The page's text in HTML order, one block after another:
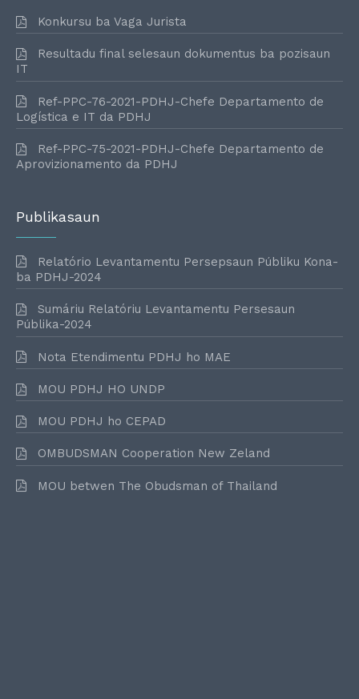
Konkursu ba Vaga Jurista
Resultadu final selesaun dokumentus ba pozisaun
IT
Ref-PPC-76-2021-PDHJ-Chefe Departamento de
Logística e IT da PDHJ
Ref-PPC-75-2021-PDHJ-Chefe Departamento de
Aprovizionamento da PDHJ
Publikasaun
Relatório Levantamentu Persepsaun Públiku Kona-
ba PDHJ-2024
Sumáriu Relatóriu Levantamentu Persesaun
Públika-2024
Nota Etendimentu PDHJ ho MAE
MOU PDHJ HO UNDP
MOU PDHJ ho CEPAD
OMBUDSMAN Cooperation New Zeland
MOU betwen The Obudsman of Thailand